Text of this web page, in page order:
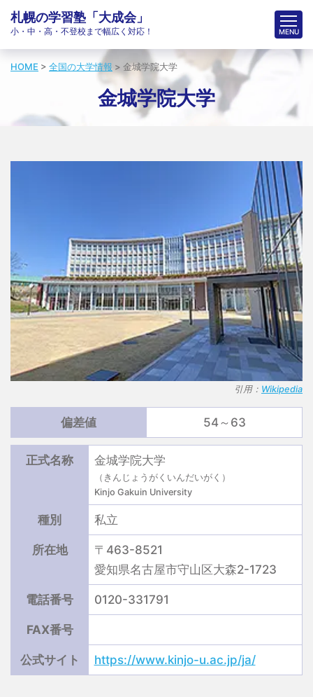
札幌の学習塾「大成会」
小・中・高・不登校まで幅広く対応！
HOME > 全国の大学情報 > 金城学院大学
金城学院大学
引用： Wikipedia
偏差値 54～63
正式名称 金城学院大学
（きんじょうがくいんだいがく）
Kinjo Gakuin University
種別 私立
所在地
〒463-8521
愛知県名古屋市守山区大森2-1723
電話番号 0120-331791
FAX番号
公式サイト https://www.kinjo-u.ac.jp/ja/